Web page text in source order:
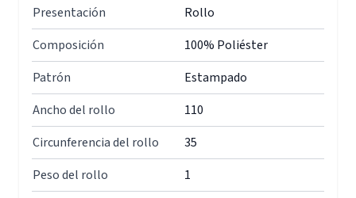
Presentación
Rollo
Composición
100% Poliéster
Patrón
Estampado
Ancho del rollo
110
Circunferencia del rollo
35
Peso del rollo
1